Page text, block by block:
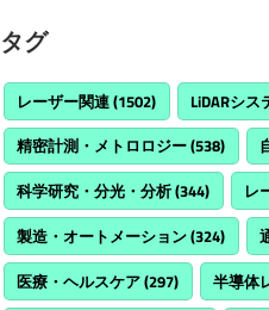
タグ
レーザー関連(1502) LiDARシス
精密計測・メトロロジー(538)
科学研究・分光・分析(344) レ
製造・オートメーション(324)
医療・ヘルスケア(297) 半導体